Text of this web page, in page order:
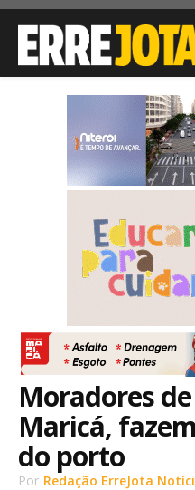
Moradores de
Maricá,
do porto
Por Redação ErreJota